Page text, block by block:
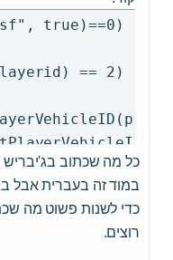
true)==0)
== 2)
-2126.7344,
כל מה שכתוב
במוד זה בעברית אבל
כדי לשנות פשוט מה
רוצים.